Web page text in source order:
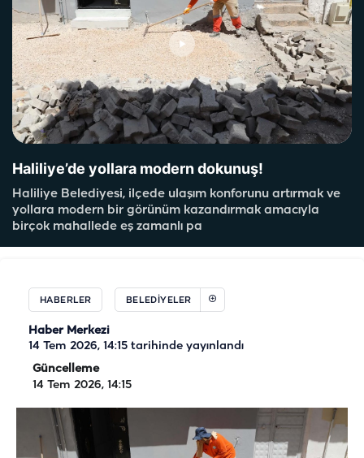
Haliliye’de yollara modern dokunuş!
Haliliye Belediyesi, ilçede ulaşım konforunu artırmak ve
yollara modern bir görünüm kazandırmak amacıyla
birçok mahallede eş zamanlı pa
HABERLER BELEDIYELER
Haber Merkezi
14 Tem 2026, 14:15 tarihinde yayınlandı
Güncelleme
14 Tem 2026, 14:15